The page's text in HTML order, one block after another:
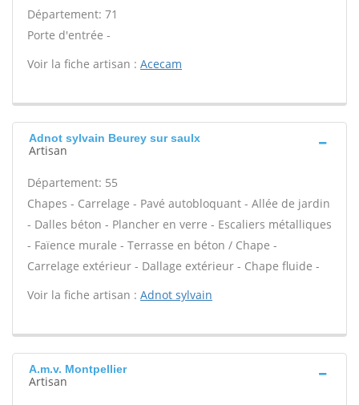
Département: 71
Porte d'entrée -
Voir la fiche artisan : Acecam
Adnot sylvain Beurey sur saulx
Artisan
Département: 55
Chapes - Carrelage - Pavé autobloquant - Allée de jardin
- Dalles béton - Plancher en verre - Escaliers métalliques
- Faïence murale - Terrasse en béton / Chape -
Carrelage extérieur - Dallage extérieur - Chape fluide -
Voir la fiche artisan : Adnot sylvain
A.m.v. Montpellier
Artisan